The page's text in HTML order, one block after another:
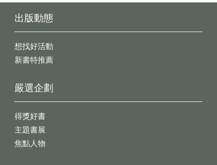
出版動態
想找好活動
新書特推薦
嚴選企劃
得獎好書
主題書展
焦點人物